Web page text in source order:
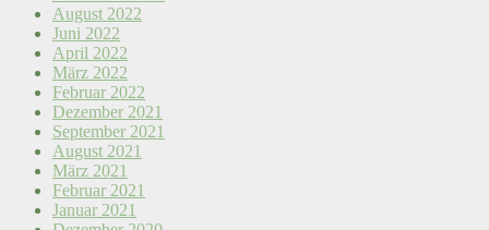
August 2022
Juni 2022
April 2022
März 2022
Februar 2022
Dezember 2021
September 2021
August 2021
März 2021
Februar 2021
Januar 2021